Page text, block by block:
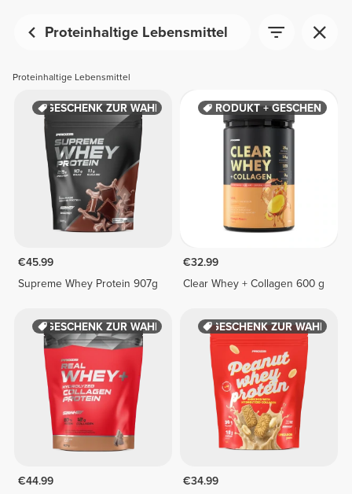
Proteinhaltige Lebensmittel
Proteinhaltige Lebensmittel
GESCHENK ZUR WAHL
€45.99
Supreme Whey Protein 907g
PRODUKT + GESCHENK
€32.99
Clear Whey + Collagen 600 g
GESCHENK ZUR WAHL
€44.99
GESCHENK ZUR WAHL
€34.99